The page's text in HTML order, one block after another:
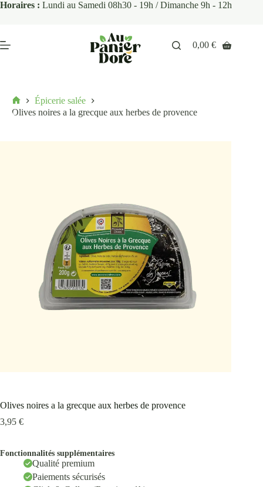
Horaires : Lundi au Samedi 08h30 - 19h / Dimanche 9h - 12h
0,00€
Épicerie salée
Olives noires a la grecque aux herbes de provence
Olives noires a la grecque aux herbes de provence
3,95 €
Fonctionnalités supplémentaires
Qualité premium
Paiements sécurisés